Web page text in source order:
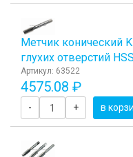
Метчик конический
глухих отверстий
Артикул: 63522
4575.08 ₽
- + в